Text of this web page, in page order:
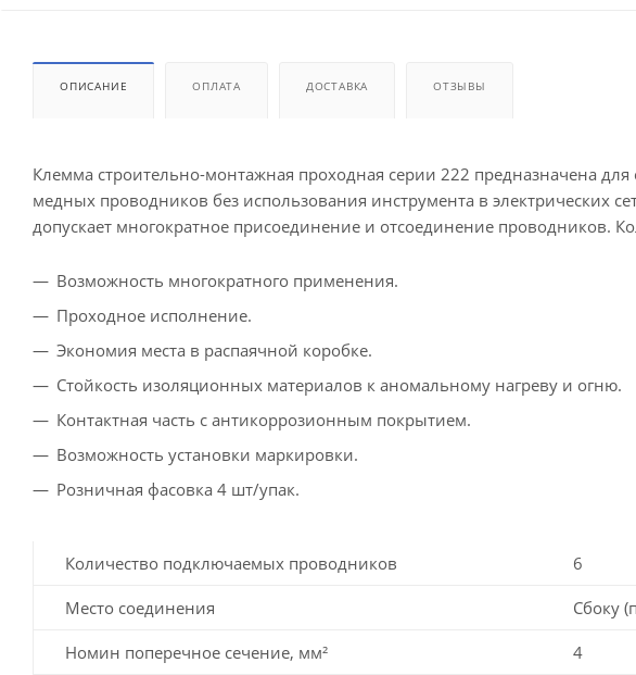
ОПИСАНИЕ ОПЛАТА ДОСТАВКА ОТЗЫВЫ
Клемма строительно-монтажная проходная серии 222 предназначена
медных проводников без использования инструмента в электрических
допускает многократное присоединение и отсоединение проводников.
Возможность многократного применения.
Проходное исполнение.
Экономия места в распаячной коробке.
Стойкость изоляционных материалов к аномальному нагреву и огню.
Контактная часть с антикоррозионным покрытием.
Возможность установки маркировки.
Розничная фасовка 4 шт/упак.
Количество подключаемых проводников 6
Место соединения Сбоку
Номин поперечное сечение, мм² 4